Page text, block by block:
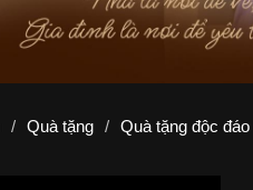
/ Quà tặng / Quà tặng độc đáo